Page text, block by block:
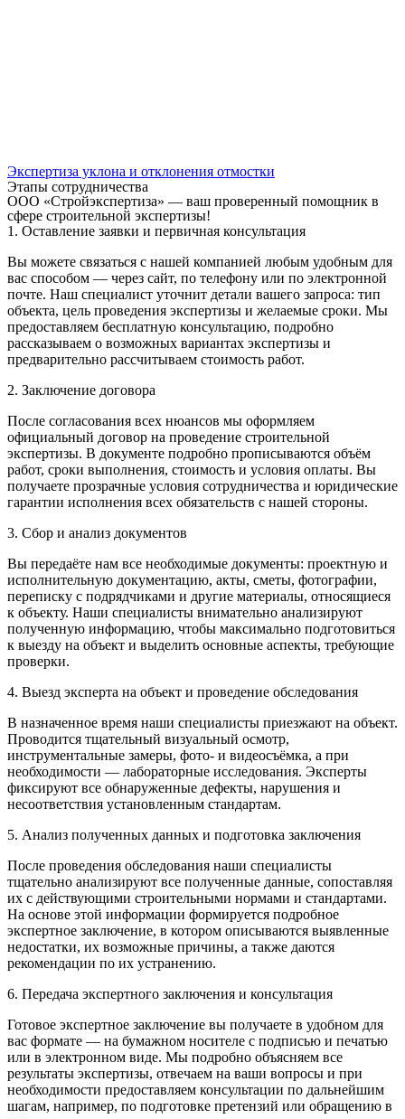
Экспертиза уклона и отклонения отмостки
Этапы сотрудничества
ООО «Стройэкспертиза» — ваш проверенный помощник в
сфере строительной экспертизы!
1. Оставление заявки и первичная консультация
Вы можете связаться с нашей компанией любым удобным для
вас способом — через сайт, по телефону или по электронной
почте. Наш специалист уточнит детали вашего запроса: тип
объекта, цель проведения экспертизы и желаемые сроки. Мы
предоставляем бесплатную консультацию, подробно
рассказываем о возможных вариантах экспертизы и
предварительно рассчитываем стоимость работ.
2. Заключение договора
После согласования всех нюансов мы оформляем
официальный договор на проведение строительной
экспертизы. В документе подробно прописываются объём
работ, сроки выполнения, стоимость и условия оплаты. Вы
получаете прозрачные условия сотрудничества и юридические
гарантии исполнения всех обязательств с нашей стороны.
3. Сбор и анализ документов
Вы передаёте нам все необходимые документы: проектную и
исполнительную документацию, акты, сметы, фотографии,
переписку с подрядчиками и другие материалы, относящиеся
к объекту. Наши специалисты внимательно анализируют
полученную информацию, чтобы максимально подготовиться
к выезду на объект и выделить основные аспекты, требующие
проверки.
4. Выезд эксперта на объект и проведение обследования
В назначенное время наши специалисты приезжают на объект.
Проводится тщательный визуальный осмотр,
инструментальные замеры, фото- и видеосъёмка, а при
необходимости — лабораторные исследования. Эксперты
фиксируют все обнаруженные дефекты, нарушения и
несоответствия установленным стандартам.
5. Анализ полученных данных и подготовка заключения
После проведения обследования наши специалисты
тщательно анализируют все полученные данные, сопоставляя
их с действующими строительными нормами и стандартами.
На основе этой информации формируется подробное
экспертное заключение, в котором описываются выявленные
недостатки, их возможные причины, а также даются
рекомендации по их устранению.
6. Передача экспертного заключения и консультация
Готовое экспертное заключение вы получаете в удобном для
вас формате — на бумажном носителе с подписью и печатью
или в электронном виде. Мы подробно объясняем все
результаты экспертизы, отвечаем на ваши вопросы и при
необходимости предоставляем консультации по дальнейшим
шагам, например, по подготовке претензий или обращению в